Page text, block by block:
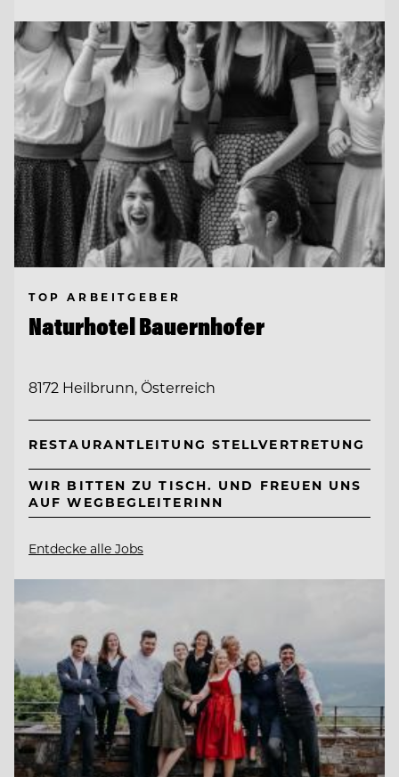
TOP ARBEITGEBER
Naturhotel Bauernhofer
8172 Heilbrunn, Österreich
RESTAURANTLEITUNG STELLVERTRETUNG
WIR BITTEN ZU TISCH. UND FREUEN UNS
AUF WEGBEGLEITERINN
Entdecke alle Jobs